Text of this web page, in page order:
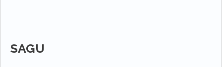
SAGU